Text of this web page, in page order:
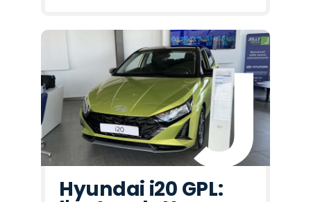
Hyundai i20 GPL: